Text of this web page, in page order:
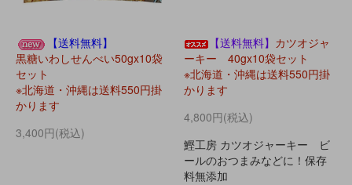
【送料無料】
黒糖いわしせんべい50gx10袋
セット
※北海道・沖縄は送料550円掛
かります
3,400円(税込)
【送料無料】 カツオジャ
ーキー 40gx10袋セット
※北海道・沖縄は送料550円掛
かります
4,800円(税込)
鰹工房 カツオジャーキー ビ
ールのおつまみなどに！保存
料無添加